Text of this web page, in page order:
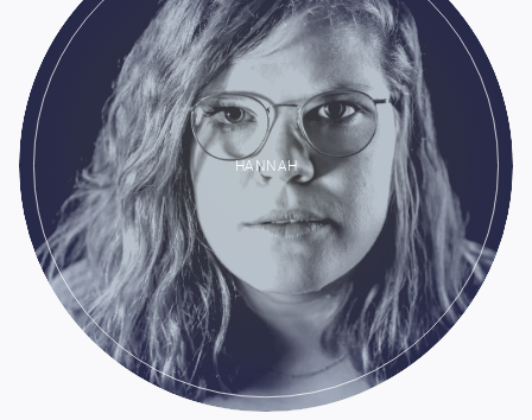
HANNAH